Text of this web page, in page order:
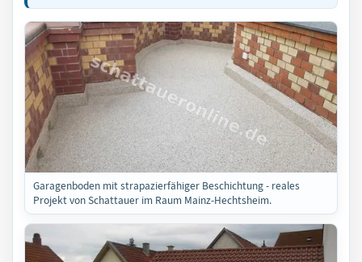
Garagenboden mit strapazierfähiger Beschichtung - reales
Projekt von Schattauer im Raum Mainz-Hechtsheim.